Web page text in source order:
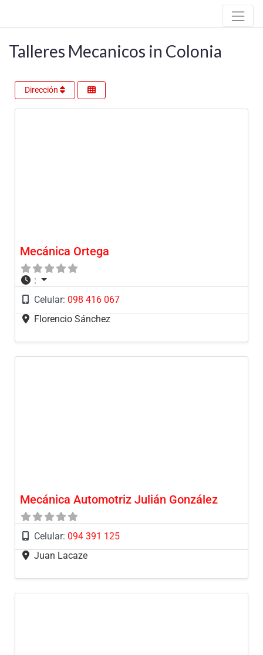
Talleres Mecanicos in Colonia
Dirección
Mecánica Ortega
:
Celular: 098 416 067
Florencio Sánchez
Mecánica Automotriz Julián González
Celular: 094 391 125
Juan Lacaze